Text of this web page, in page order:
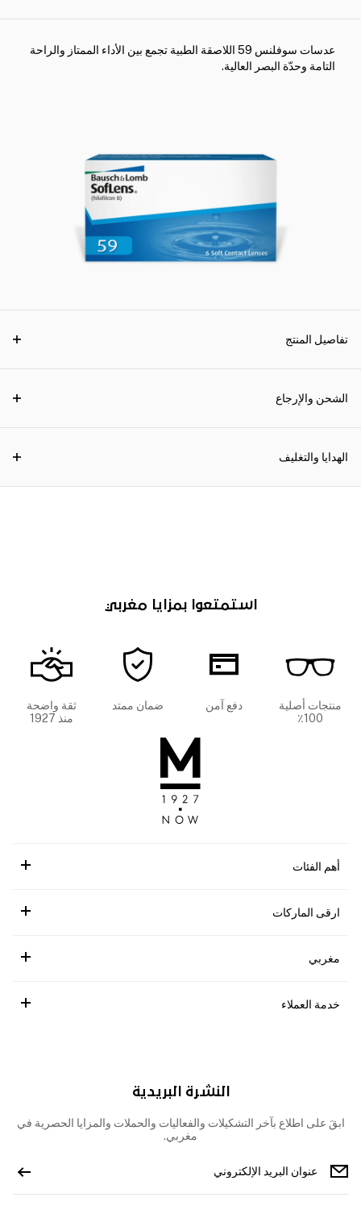
عدسات سوفلنس 59 اللاصقة الطبية تجمع بين الأداء الممتاز والراحة
التامة وحدّة البصر العالية.
تفاصيل المنتج
الشحن والإرجاع
الهدايا والتغليف
استمتعوا بمزايا مغربي
منتجات أصلية
100٪
دفع آمن ضمان ممتد
ثقة واضحة
منذ 1927
أهم الفئات
ارقى الماركات
مغربي
خدمة العملاء
النشرة البريدية
ابقَ على اطلاع بآخر التشكيلات والفعاليات والحملات والمزايا الحصرية في
مغربي.